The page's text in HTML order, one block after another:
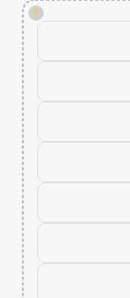
!